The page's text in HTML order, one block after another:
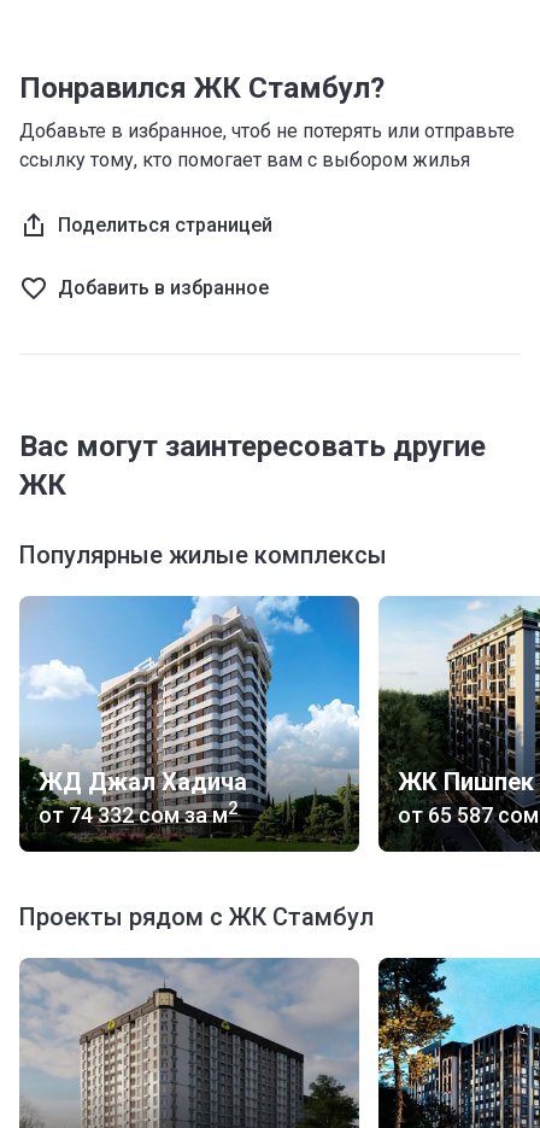
Понравился ЖК Стамбул?
Добавьте в избранное, чтоб не потерять или отправьте
ссылку тому, кто помогает вам с выбором жилья
Поделиться страницей
Добавить в избранное
Вас могут заинтересовать другие
ЖК
Популярные жилые комплексы
ЖД Джал Хадича
от‍74 332 сомза м2 от‍65 587 сом
Проекты рядом с ЖК Стамбул